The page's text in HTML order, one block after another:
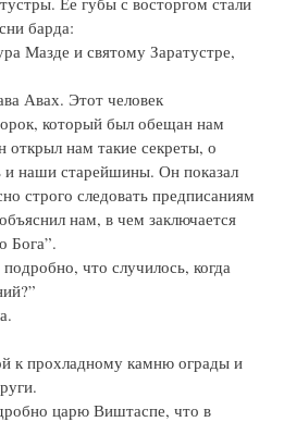
барда:
Мазде и святому Заратустре,
Авах. Этот человек
который был обещан нам
нам такие секреты, о
и наши старейшины. Он показал
строго следовать предписаниям
нам, в чем заключается
Бога”.
что случилось, когда
к прохладному камню ограды и
царю Виштаспе, что в